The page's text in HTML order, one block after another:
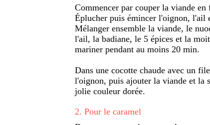
Commencer par couper la viande en
Éplucher puis émincer l'oignon, l'ail
Mélanger ensemble la viande, le
l'ail, la badiane, le 5 épices et la
mariner pendant au moins 20 min.
Dans une cocotte chaude avec un
l'oignon, puis ajouter la viande et la
jolie couleur dorée.
2. Pour le caramel